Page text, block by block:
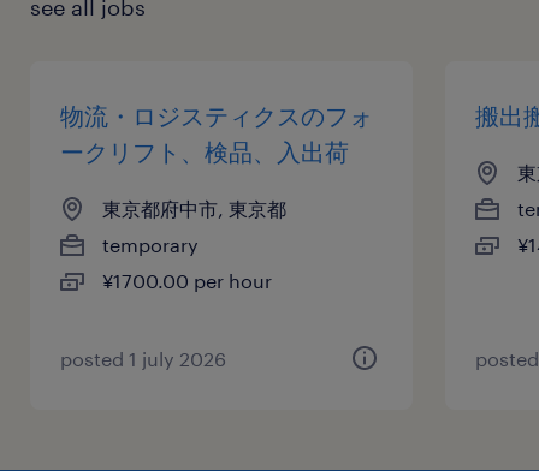
see all jobs
物流・ロジスティクスのフォ
ークリフト、検品、入出荷
東京都府中市, 東京都
temporary
¥1700.00 per hour
posted 1 july 2026
搬出